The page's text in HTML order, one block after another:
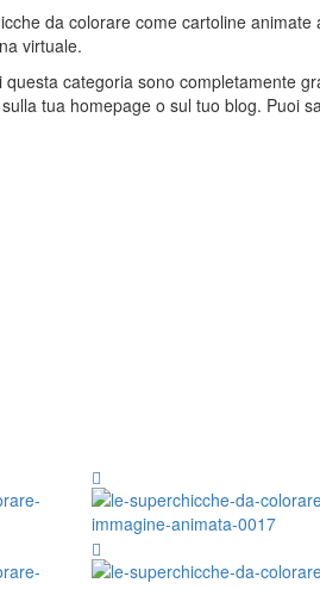
da colorare come cartoline animate
virtuale.
categoria sono completamente
sulla tua homepage o sul tuo blog. Puoi